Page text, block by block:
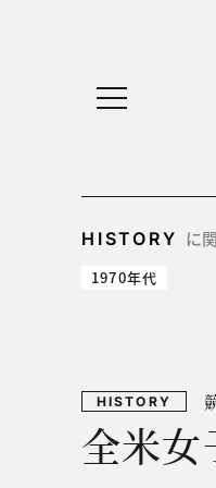
HISTORY に
1970年代
HISTORY
全米